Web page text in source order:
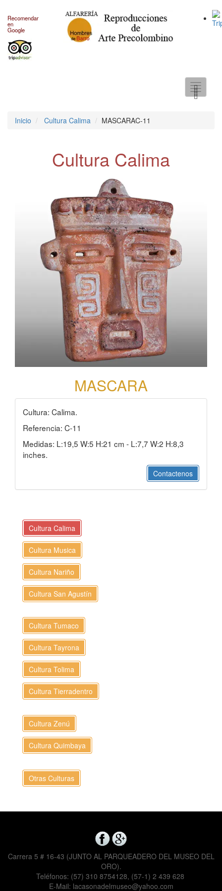
Recomendar
en
Google
Toggle
Inicio Cultura Calima MASCARAC-11
Cultura Calima
MASCARA
Cultura: Calima.
Referencia: C-11
Medidas: L:19,5 W:5 H:21 cm - L:7,7 W:2 H:8,3
inches.
Contactenos
Cultura Calima
Cultura Musica
Cultura Nariño
Cultura San Agustín
Cultura Tumaco
Cultura Tayrona
Cultura Tolima
Cultura Tierradentro
Cultura Zenú
Cultura Quimbaya
Otras Culturas
Carrera 5 # 16-43 (JUNTO AL PARQUEADERO DEL MUSEO DEL
ORO).
Teléfonos: (57) 310 8754128, (57-1) 2 439 628
E-Mail: lacasonadelmuseo@yahoo.com